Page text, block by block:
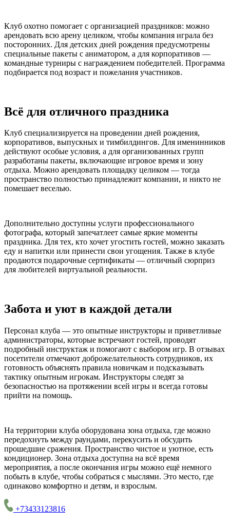
Клуб охотно помогает с организацией праздников: можно
арендовать всю арену целиком, чтобы компания играла без
посторонних. Для детских дней рождения предусмотрены
специальные пакеты с аниматором, а для корпоративов —
командные турниры с награждением победителей. Программа
подбирается под возраст и пожелания участников.
Всё для отличного праздника
Клуб специализируется на проведении дней рождения,
корпоративов, выпускных и тимбилдингов. Для именинников
действуют особые условия, а для организованных групп
разработаны пакеты, включающие игровое время и зону
отдыха. Можно арендовать площадку целиком — тогда
пространство полностью принадлежит компании, и никто не
помешает веселью.
Дополнительно доступны услуги профессионального
фотографа, который запечатлеет самые яркие моменты
праздника. Для тех, кто хочет угостить гостей, можно заказать
еду и напитки или принести свои угощения. Также в клубе
продаются подарочные сертификаты — отличный сюрприз
для любителей виртуальной реальности.
Забота и уют в каждой детали
Персонал клуба — это опытные инструкторы и приветливые
администраторы, которые встречают гостей, проводят
подробный инструктаж и помогают с выбором игр. В отзывах
посетители отмечают доброжелательность сотрудников, их
готовность объяснять правила новичкам и подсказывать
тактику опытным игрокам. Инструкторы следят за
безопасностью на протяжении всей игры и всегда готовы
прийти на помощь.
На территории клуба оборудована зона отдыха, где можно
передохнуть между раундами, перекусить и обсудить
прошедшие сражения. Пространство чистое и уютное, есть
кондиционер. Зона отдыха доступна на всё время
мероприятия, а после окончания игры можно ещё немного
побыть в клубе, чтобы собраться с мыслями. Это место, где
одинаково комфортно и детям, и взрослым.
+73433123816